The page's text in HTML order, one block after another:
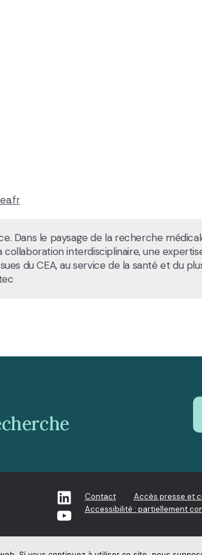
Dans le paysage de la recherche
interdisciplinaire, une
du CEA, au service de la santé et du
Contact Accès presse et
Accessibilité : partiellement